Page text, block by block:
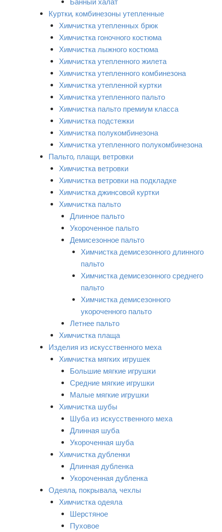
Куртки, комбинезоны утепленные
Химчистка утепленных брюк
Химчистка гоночного костюма
Химчистка лыжного костюма
Химчистка утепленного жилета
Химчистка утепленного комбинезона
Химчистка утепленной куртки
Химчистка утепленного пальто
Химчистка пальто премиум класса
Химчистка подстежки
Химчистка полукомбинезона
Химчистка утепленного полукомбинезона
Пальто, плащи, ветровки
Химчистка ветровки
Химчистка ветровки на подкладке
Химчистка джинсовой куртки
Химчистка пальто
Длинное пальто
Укороченное пальто
Демисезонное пальто
Химчистка демисезонного длинного
пальто
Химчистка демисезонного среднего
пальто
Химчистка демисезонного
укороченного пальто
Летнее пальто
Химчистка плаща
Изделия из искусственного меха
Химчистка мягких игрушек
Большие мягкие игрушки
Средние мягкие игрушки
Малые мягкие игрушки
Химчистка шубы
Шуба из искусственного меха
Длинная шуба
Укороченная шуба
Химчистка дубленки
Длинная дубленка
Укороченная дубленка
Одеяла, покрывала, чехлы
Химчистка одеяла
Шерстяное
Пуховое